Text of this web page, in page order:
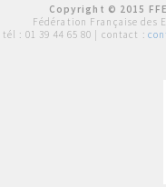
Copyright © 2015
Fédération Française des
tél : 01 39 44 65 80 | contact :